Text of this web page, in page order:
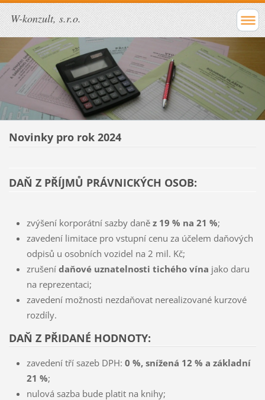
W-konzult, s.r.o.
Novinky pro rok 2024
DAŇ Z PŘÍJMŮ PRÁVNICKÝCH OSOB:
zvýšení korporátní sazby daně z 19 % na 21 %;
zavedení limitace pro vstupní cenu za účelem daňových
odpisů u osobních vozidel na 2 mil. Kč;
zrušení daňové uznatelnosti tichého vína jako daru
na reprezentaci;
zavedení možnosti nezdaňovat nerealizované kurzové
rozdíly.
DAŇ Z PŘIDANÉ HODNOTY:
zavedení tří sazeb DPH: 0 %, snížená 12 % a základní
21 %;
nulová sazba bude platit na knihy;